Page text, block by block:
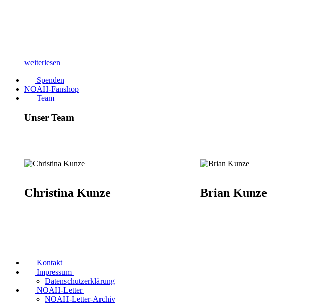
weiterlesen
Spenden
NOAH-Fanshop
Team
Unser Team
Christina Kunze Brian Kunze
Kontakt
Impressum
Datenschutzerklärung
NOAH-Letter
NOAH-Letter-Archiv